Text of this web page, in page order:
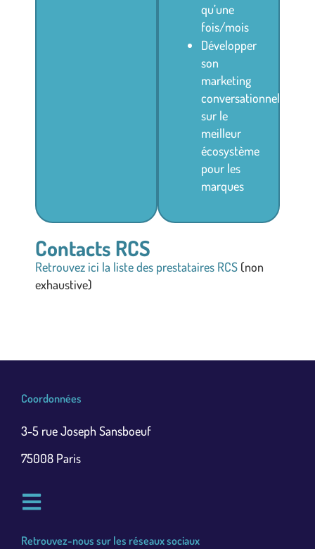
qu’une
fois/mois
Développer
son
marketing
conversationnel
sur le
meilleur
écosystème
pour les
marques
Contacts RCS
Retrouvez ici la liste des prestataires RCS (non
exhaustive)
Coordonnées
3-5 rue Joseph Sansboeuf
75008 Paris
Retrouvez-nous sur les réseaux sociaux